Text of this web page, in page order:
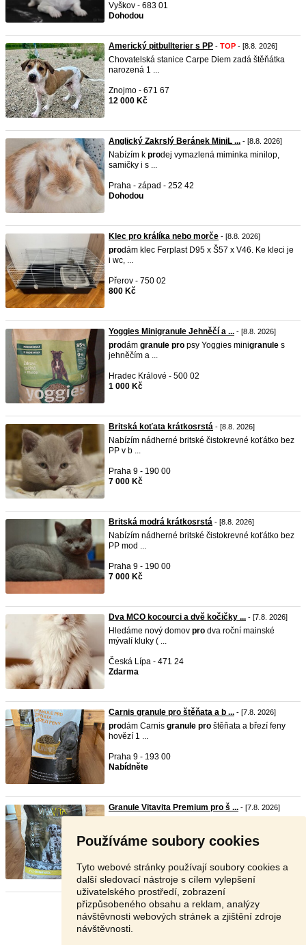
Používáme soubory cookies
Tyto webové stránky používají soubory cookies a
další sledovací nástroje s cílem vylepšení
uživatelského prostředí, zobrazení
přizpůsobeného obsahu a reklam, analýzy
návštěvnosti webových stránek a zjištění zdroje
návštěvnosti.
Vyškov - 683 01
Dohodou
Americký pitbullterier s PP - TOP - [8.8. 2026]
Chovatelská stanice Carpe Diem zadá štěňátka
narozená 1 ...
Znojmo - 671 67
12 000 Kč
Anglický Zakrslý Beránek MiniL ... - [8.8. 2026]
Nabízím k prodej vymazlená miminka minilop,
samičky i s ...
Praha - západ - 252 42
Dohodou
Klec pro králíka nebo morče - [8.8. 2026]
prodám klec Ferplast D95 x Š57 x V46. Ke kleci je
i wc, ...
Přerov - 750 02
800 Kč
Yoggies Minigranule Jehněčí a ... - [8.8. 2026]
prodám granule pro psy Yoggies minigranule s
jehněčím a ...
Hradec Králové - 500 02
1 000 Kč
Britská koťata krátkosrstá - [8.8. 2026]
Nabízím nádherné britské čistokrevné koťátko bez
PP v b ...
Praha 9 - 190 00
7 000 Kč
Britská modrá krátkosrstá - [8.8. 2026]
Nabízím nádherné britské čistokrevné koťátko bez
PP mod ...
Praha 9 - 190 00
7 000 Kč
Dva MCO kocourci a dvě kočičky ... - [7.8. 2026]
Hledáme nový domov pro dva roční mainské
mývalí kluky ( ...
Česká Lípa - 471 24
Zdarma
Carnis granule pro štěňata a b ... - [7.8. 2026]
prodám Carnis granule pro štěňata a březí feny
hovězí 1 ...
Praha 9 - 193 00
Nabídněte
Granule Vitavita Premium pro š ... - [7.8. 2026]
Nabídněte
Stránka: 1 2 3 Další